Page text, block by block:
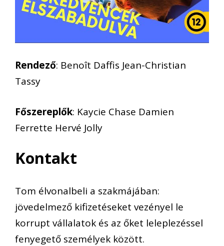
Rendező: Benoît Daffis Jean-Christian
Tassy
Főszereplők: Kaycie Chase Damien
Ferrette Hervé Jolly
Kontakt
Tom élvonalbeli a szakmájában:
jövedelmező kifizetéseket vezényel le
korrupt vállalatok és az őket leleplezéssel
fenyegető személyek között.